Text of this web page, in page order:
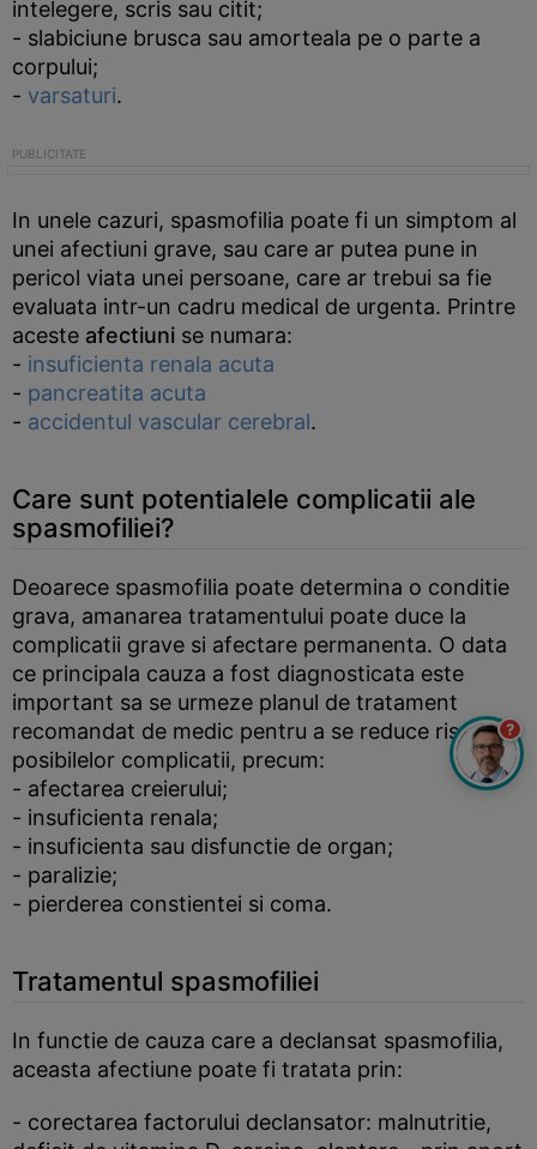
intelegere, scris sau citit;
- slabiciune brusca sau amorteala pe o parte a
corpului;
- varsaturi.
In unele cazuri, spasmofilia poate fi un simptom al
unei afectiuni grave, sau care ar putea pune in
pericol viata unei persoane, care ar trebui sa fie
evaluata intr-un cadru medical de urgenta. Printre
aceste afectiuni se numara:
- insuficienta renala acuta
- pancreatita acuta
- accidentul vascular cerebral.
Care sunt potentialele complicatii ale
spasmofiliei?
Deoarece spasmofilia poate determina o conditie
grava, amanarea tratamentului poate duce la
complicatii grave si afectare permanenta. O data
ce principala cauza a fost diagnosticata este
important sa se urmeze planul de tratament
recomandat de medic pentru a se reduce riscul
posibilelor complicatii, precum:
- afectarea creierului;
- insuficienta renala;
- insuficienta sau disfunctie de organ;
- paralizie;
- pierderea constientei si coma.
Tratamentul spasmofiliei
In functie de cauza care a declansat spasmofilia,
aceasta afectiune poate fi tratata prin:
- corectarea factorului declansator: malnutritie,
?